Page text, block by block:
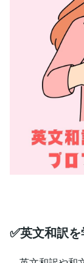
✅英文和訳